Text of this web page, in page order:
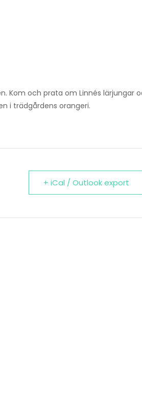
Kom och prata om Linnés lärjungar
i trädgårdens orangeri.
+ iCal / Outlook export